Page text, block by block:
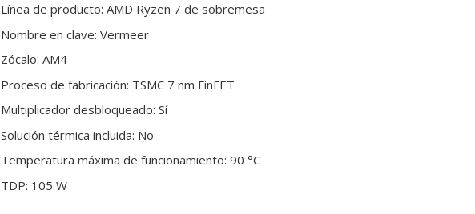
Línea de producto: AMD Ryzen 7 de sobremesa
Nombre en clave: Vermeer
Zócalo: AM4
Proceso de fabricación: TSMC 7 nm FinFET
Multiplicador desbloqueado: Sí
Solución térmica incluida: No
Temperatura máxima de funcionamiento: 90 °C
TDP: 105 W